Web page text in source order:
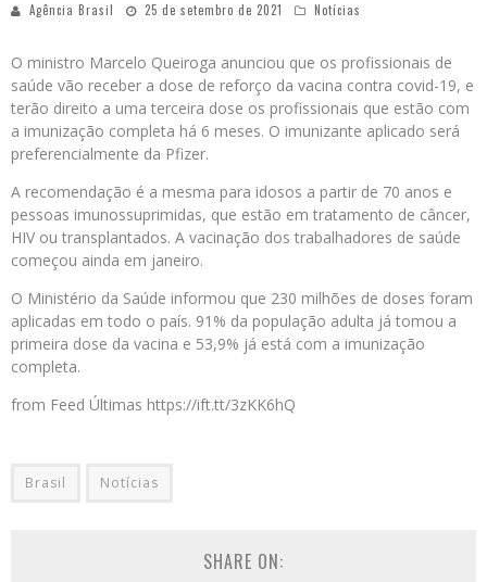
Agência Brasil 25 de setembro de 2021 Notícias
O ministro Marcelo Queiroga anunciou que os profissionais de
saúde vão receber a dose de reforço da vacina contra covid-19, e
terão direito a uma terceira dose os profissionais que estão com
a imunização completa há 6 meses. O imunizante aplicado será
preferencialmente da Pfizer.
A recomendação é a mesma para idosos a partir de 70 anos e
pessoas imunossuprimidas, que estão em tratamento de câncer,
HIV ou transplantados. A vacinação dos trabalhadores de saúde
começou ainda em janeiro.
O Ministério da Saúde informou que 230 milhões de doses foram
aplicadas em todo o país. 91% da população adulta já tomou a
primeira dose da vacina e 53,9% já está com a imunização
completa.
from Feed Últimas https://ift.tt/3zKK6hQ
Brasil Notícias
SHARE ON: